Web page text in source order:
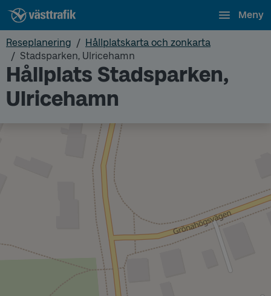
Meny
Reseplanering
Hållplatskarta och zonkarta
Stadsparken, Ulricehamn
Hållplats Stadsparken,
Ulricehamn